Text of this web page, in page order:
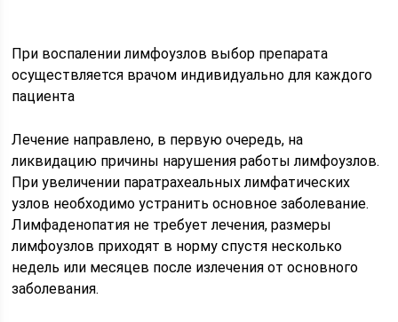
При воспалении лимфоузлов выбор препарата
осуществляется врачом индивидуально для каждого
пациента
Лечение направлено, в первую очередь, на
ликвидацию причины нарушения работы лимфоузлов.
При увеличении паратрахеальных лимфатических
узлов необходимо устранить основное заболевание.
Лимфаденопатия не требует лечения, размеры
лимфоузлов приходят в норму спустя несколько
недель или месяцев после излечения от основного
заболевания.